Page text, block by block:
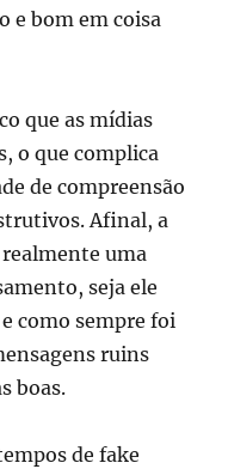
e bom em coisa
que as mídias
o que complica
de compreensão
Afinal, a
uma
seja ele
como sempre foi
ruins
boas.
de fake